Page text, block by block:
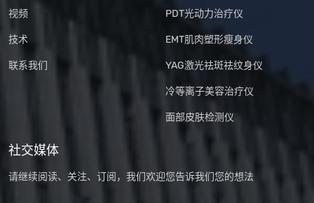
视频
技术
联系我们
PDT光动力治疗仪
EMT肌肉塑形瘦身仪
YAG激光祛斑祛纹身仪
冷等离子美容治疗仪
面部皮肤检测仪
社交媒体
请继续阅读、关注、订阅，我们欢迎您告诉我们您的想法